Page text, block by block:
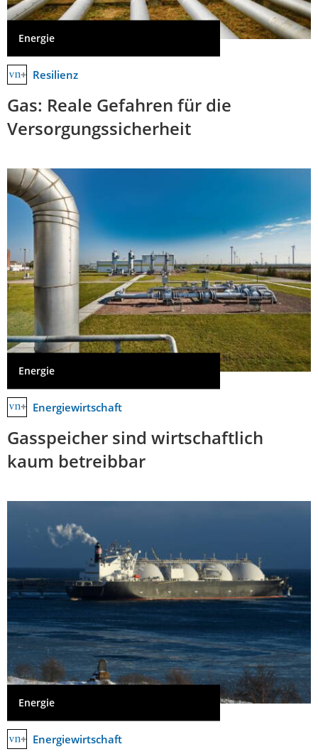
Energie
Resilienz
Gas: Reale Gefahren für die
Versorgungssicherheit
Energie
Energiewirtschaft
Gasspeicher sind wirtschaftlich
kaum betreibbar
Energie
Energiewirtschaft